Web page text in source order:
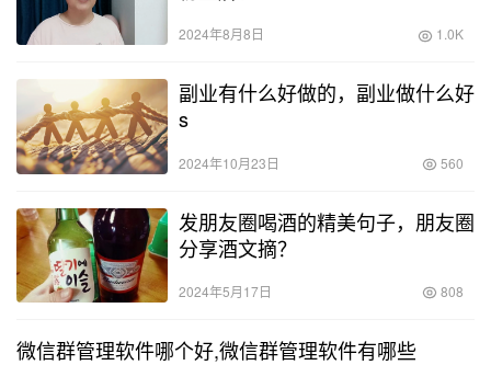
2024年8月8日 1.0K
副业有什么好做的，副业做什么好
s
2024年10月23日 560
发朋友圈喝酒的精美句子，朋友圈
分享酒文摘？
2024年5月17日 808
微信群管理软件哪个好,微信群管理软件有哪些